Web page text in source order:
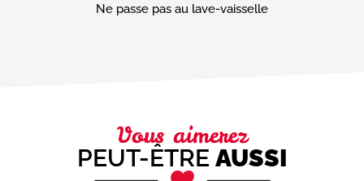
Ne passe pas au lave-vaisselle
Vous aimerez
PEUT-ÊTRE AUSSI